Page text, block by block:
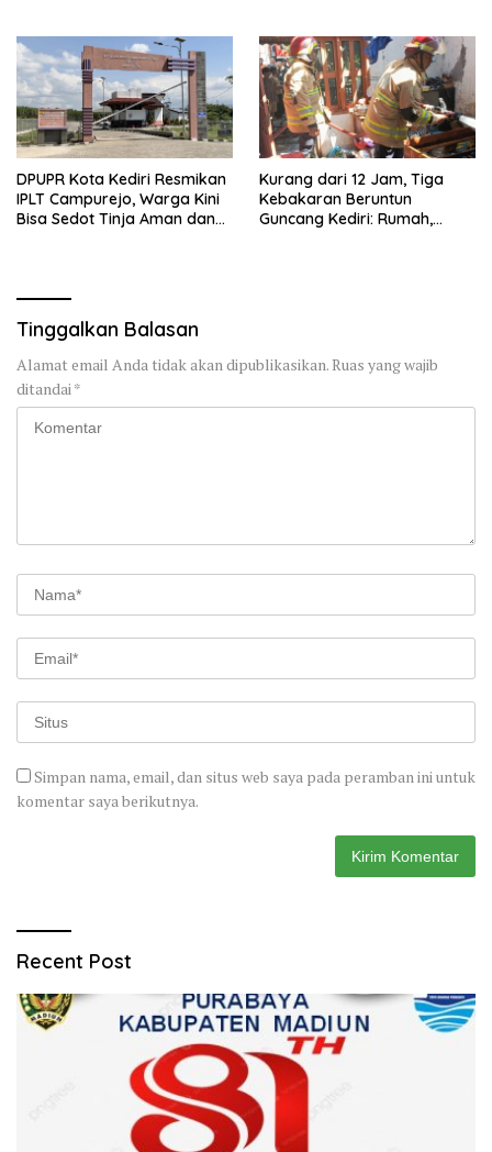
DPUPR Kota Kediri Resmikan
IPLT Campurejo, Warga Kini
Bisa Sedot Tinja Aman dan
Kurang dari 12 Jam, Tiga
Kebakaran Beruntun
Guncang Kediri: Rumah,
Tinggalkan Balasan
Alamat email Anda tidak akan dipublikasikan.Ruas yang wajib
ditandai*
Simpan nama, email, dan situs web saya pada peramban ini untuk
komentar saya berikutnya.
Recent Post